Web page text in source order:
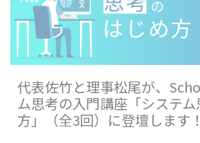
代表佐竹と理事松尾が、
ム思考の入門講座「システ
方」（全3回）に登壇します！